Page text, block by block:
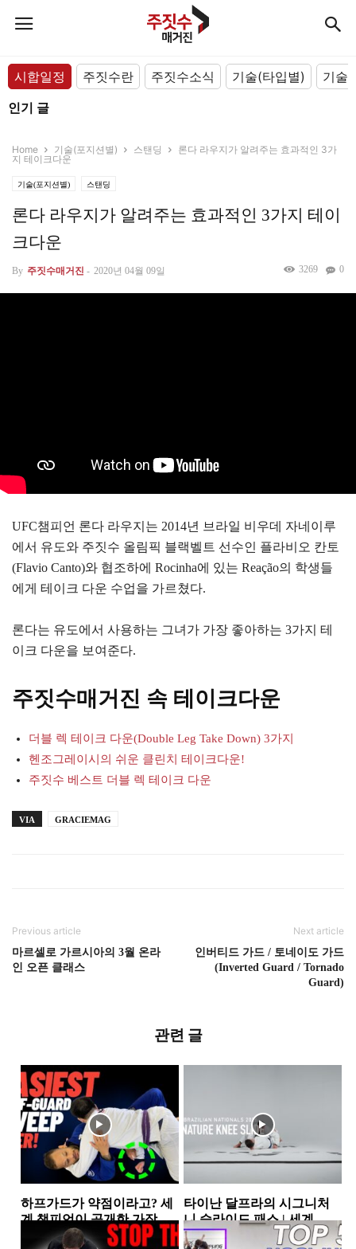
시합일정 주짓수란 주짓수소식 기술(타입별)
기술
인기 글
Home 기술(포지션별) 스탠딩
론다 라우지가 알려주는 효과적인 3가
지 테이크다운
기술(포지션별) 스탠딩
론다 라우지가 알려주는 효과적인 3가지 테이
크다운
By 주짓수매거진 - 2020년 04월 09일 0
3269
UFC챔피언 론다 라우지는 2014년 브라일 비우데 자네이루
에서 유도와 주짓수 올림픽 블랙벨트 선수인 플라비오 칸토
(Flavio Canto)와 협조하에 Rocinha에 있는 Reação의 학생들
에게 테이크 다운 수업을 가르쳤다.
론다는 유도에서 사용하는 그녀가 가장 좋아하는 3가지 테
이크 다운을 보여준다.
주짓수매거진 속 테이크다운
더블 렉 테이크 다운(Double Leg Take Down) 3가지
헨조그레이시의 쉬운 클린치 테이크다운!
주짓수 베스트 더블 렉 테이크 다운
VIA GRACIEMAG
Previous article
마르셀로 가르시아의 3월 온라
인 오픈 클래스
Next article
인버티드 가드 / 토네이도 가드
(Inverted Guard / Tornado
Guard)
관련 글
하프가드가 약점이라고? 세
계 챔피언이 공개한 가장 실
전적인 하프가드 스윕 2가지
하프가드
타이난 달프라의 시그니처
니 슬라이드 패스 | 세계 챔
피언이 반복해서 사용하는...
하프가드